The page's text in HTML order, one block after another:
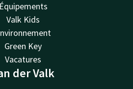
Équipements
Valk Kids
Green Key
Vacatures
der Valk